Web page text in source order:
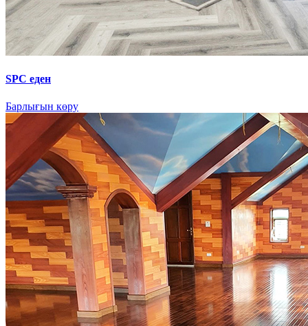
SPC еден
Барлығын көру